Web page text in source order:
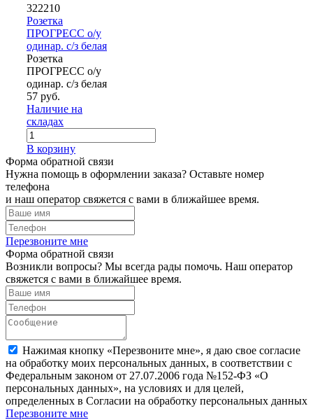
322210
Розетка
ПРОГРЕСС о/у
одинар. с/з белая
Розетка
ПРОГРЕСС о/у
одинар. с/з белая
57 руб.
Наличие на
складах
В корзину
Форма обратной связи
Нужна помощь в оформлении заказа? Оставьте номер
телефона
и наш оператор свяжется с вами в ближайшее время.
Перезвоните мне
Форма обратной связи
Возникли вопросы? Мы всегда рады помочь. Наш оператор
свяжется с вами в ближайшее время.
Нажимая кнопку «Перезвоните мне», я даю свое согласие
на обработку моих персональных данных, в соответствии с
Федеральным законом от 27.07.2006 года №152-ФЗ «О
персональных данных», на условиях и для целей,
определенных в Согласии на обработку персональных данных
Перезвоните мне